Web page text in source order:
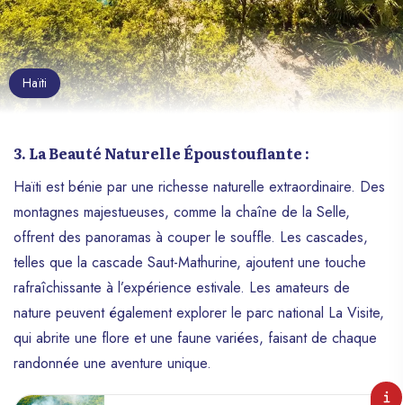
Haïti
3. La Beauté Naturelle Époustouflante :
Haïti est bénie par une richesse naturelle extraordinaire. Des
montagnes majestueuses, comme la chaîne de la Selle,
offrent des panoramas à couper le souffle. Les cascades,
telles que la cascade Saut-Mathurine, ajoutent une touche
rafraîchissante à l’expérience estivale. Les amateurs de
nature peuvent également explorer le parc national La Visite,
qui abrite une flore et une faune variées, faisant de chaque
randonnée une aventure unique.